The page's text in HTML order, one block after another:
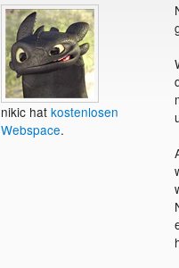
nikic hat kostenlosen
Webspace.